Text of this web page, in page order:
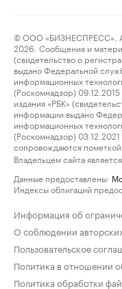
© ООО «БИЗНЕСПРЕСС»,
2026. Сообщения и
(свидетельство о
выдано Федеральной
информационных
(Роскомнадзор)
издания «РБК»
информации выдано
информационных
(Роскомнадзор)
сопровождаются пометкой
Владельцем сайта
Данные предоставлены:
Индексы облигаций
Информация об
О соблюдении
Пользовательское
Политика в отношении
Политика обработки